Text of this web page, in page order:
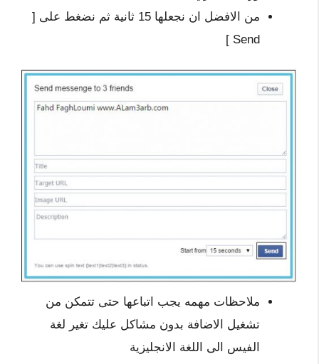
من الافضل ان نجعلها 15 ثانية ثم نضغط على [
Send ]
ملاحظات مهمه يجب اتباعها حتى تتمكن من
تشغيل الاضافة بدون مشاكل عليك تغير لغة
الفيس الى اللغة الانجليزية